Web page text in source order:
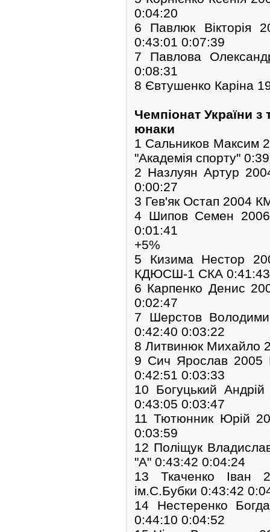
0:04:20
6 Павлюк Вікторія
0:43:01 0:07:39
7 Павлова
0:08:31
8 Євтушенко Каріна
Чемпіонат України з
юнаки
1 Сальников
"Академія спорту"
2 Назлуян Артур
0:00:27
3 Гев'як Остап 2004
4 Шипов Семен
0:01:41
+5%
5 Кизима Нестор
КДЮСШ-1 СКА 0:41:43
6 Карпенко Денис
0:02:47
7 Шерстов
0:42:40 0:03:22
8 Литвинюк Михайло
9 Сич Ярослав
0:42:51 0:03:33
10 Богуцький
0:43:05 0:03:47
11 Тютюнник Юрій
0:03:59
12 Поліщук
"А" 0:43:42 0:04:24
13 Ткаченко
ім.С.Бубки 0:43:42
14 Нестеренко
0:44:10 0:04:52